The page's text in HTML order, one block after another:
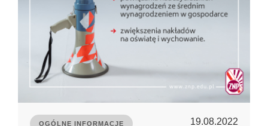
OGÓLNE INFORMACJE 19.08.2022